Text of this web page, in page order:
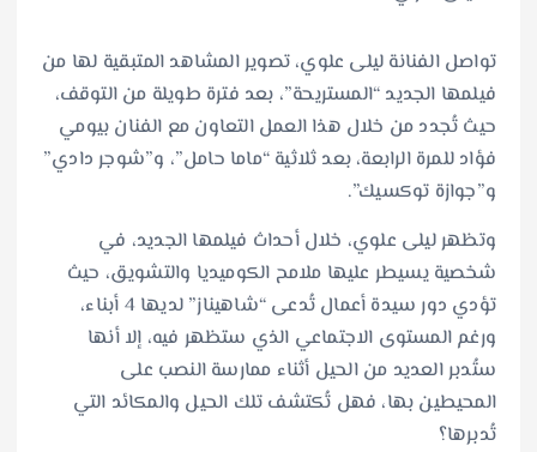
تواصل الفنانة ليلى علوي، تصوير المشاهد المتبقية لها من
فيلمها الجديد “المستريحة”، بعد فترة طويلة من التوقف،
حيث تُجدد من خلال هذا العمل التعاون مع الفنان بيومي
فؤاد للمرة الرابعة، بعد ثلاثية “ماما حامل”، و”شوجر دادي”
و”جوازة توكسيك”.
وتظهر ليلى علوي، خلال أحداث فيلمها الجديد، في
شخصية يسيطر عليها ملامح الكوميديا والتشويق، حيث
تؤدي دور سيدة أعمال تُدعى “شاهيناز” لديها 4 أبناء،
ورغم المستوى الاجتماعي الذي ستظهر فيه، إلا أنها
ستُدبر العديد من الحيل أثناء ممارسة النصب على
المحيطين بها، فهل تُكتشف تلك الحيل والمكائد التي
تُدبرها؟